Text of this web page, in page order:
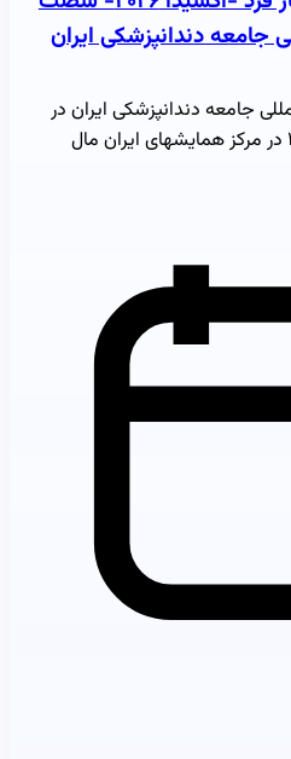
جامعه دندانپزشکی ایران
جامعه دندانپزشکی ایران در
تاریخ ۳ الی ۶ شهریورماه ۱۴۰۵ در مرکز همایشهای ایران مال